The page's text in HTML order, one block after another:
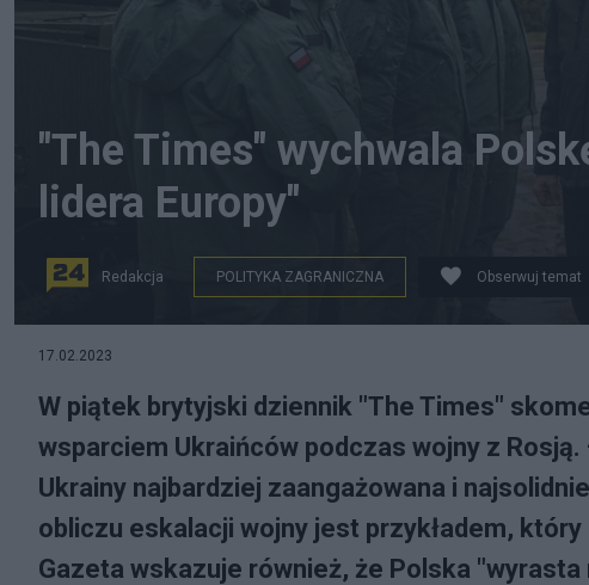
"The Times" wychwala
lidera Europy"
Redakcja POLITYKA ZAGRANICZNA Obserwuj temat
17.02.2023
W piątek brytyjski dziennik "The Times"
wsparciem Ukraińców podczas wojny z
Ukrainy najbardziej zaangażowana i
obliczu eskalacji wojny jest przykładem,
Gazeta wskazuje również, że Polska